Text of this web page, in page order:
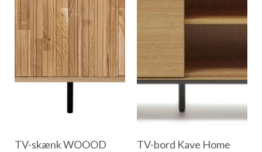
TV-skænk WOOOD
TV-bord Kave Home